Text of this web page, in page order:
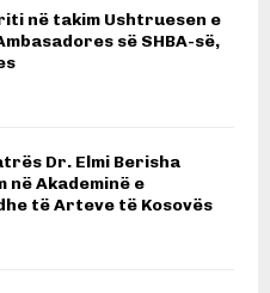
në takim Ushtruesen e
së SHBA-së,
Dr. Elmi Berisha
në Akademinë e
të Arteve të Kosovës